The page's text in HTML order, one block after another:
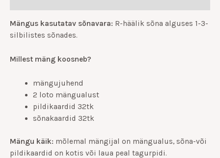
Mängus kasutatav sõnavara: R-häälik sõna alguses 1-3-
silbilistes sõnades.
Millest mäng koosneb?
mängujuhend
2 loto mängualust
pildikaardid 32tk
sõnakaardid 32tk
Mängu käik: mõlemal mängijal on mängualus, sõna-või
pildikaardid on kotis või laua peal tagurpidi.